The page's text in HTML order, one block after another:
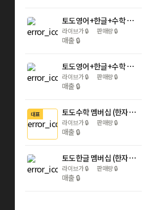
토도영어+한글+수학 결합 멤버십 (앱 ONLY) (한자녀 / 두자녀)
라이브가🔒 판매량🔒
매출 🔒
토도영어+한글+수학 결합 멤버십 + 워크북 세트 (한자녀/두자녀)
라이브가🔒 판매량🔒
매출 🔒
대표 토도수학 멤버십 (한자녀/두자녀)
라이브가🔒 판매량🔒
매출 🔒
토도한글 멤버십 (한자녀/두자녀)
라이브가🔒 판매량🔒
매출 🔒